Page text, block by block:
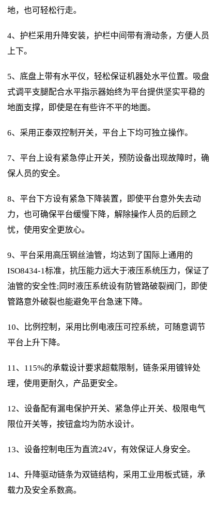
地，也可轻松行走。
4、护栏采用升降安装，护栏中间带有滑动条，方便人员
上下。
5、底盘上带有水平仪，轻松保证机器处水平位置。吸盘
式调平支腿配合水平指示器始终为平台提供坚实平稳的
地面支撑，即使是在有些许不平的地面。
6、采用正泰双控制开关，平台上下均可独立操作。
7、平台上设有紧急停止开关，预防设备出现故障时，确
保人员的安全。
8、平台下方设有紧急下降装置，即使平台意外失去动
力，也可确保平台缓慢下降，解除操作人员的后顾之
忧，使用安全更放心。
9、平台采用高压钢丝油管，均达到了国际上通用的
ISO8434-1标准，抗压能力远大于液压系统压力，保证了
油管的安全性;同时液压系统设有防管路破裂阀门，即使
管路意外破裂也能避免平台急速下降。
10、比例控制，采用比例电液压可控系统，可随意调节
平台上升下降。
11、115%的承载设计要求超载限制，链条采用镀锌处
理，使用更耐久，产品更安全。
12、设备配有漏电保护开关、紧急停止开关、极限电气
限位开关等，按钮盒均为防水设计。
13、设备控制电压为直流24V，有效保证人身安全。
14、升降驱动链条为双链结构，采用工业用板式链，承
载力及安全系数高。